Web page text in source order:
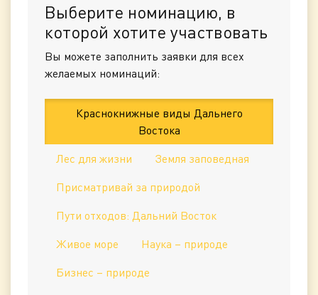
Выберите номинацию, в
которой хотите участвовать
Вы можете заполнить заявки для всех
желаемых номинаций:
Краснокнижные виды Дальнего
Востока
Лес для жизни
Земля заповедная
Присматривай за природой
Пути отходов: Дальний Восток
Живое море
Наука – природе
Бизнес – природе